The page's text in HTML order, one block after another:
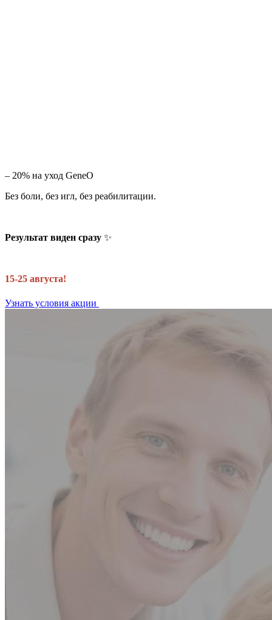
– 20% на уход GeneO
Без боли, без игл, без реабилитации.
Результат виден сразу ✨
15-25 августа!
Узнать условия акции